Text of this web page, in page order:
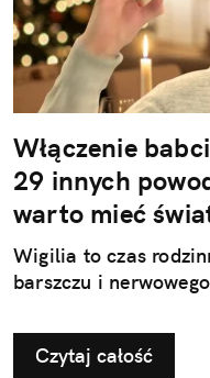
Włączenie
29 innych
warto mieć
Wigilia to czas
barszczu i
Czytaj całość